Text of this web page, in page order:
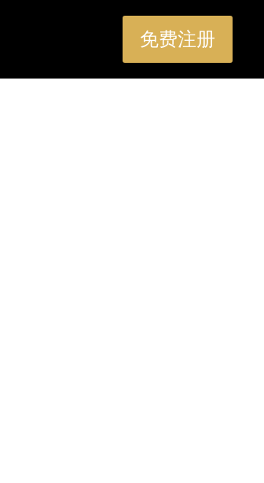
免费注册